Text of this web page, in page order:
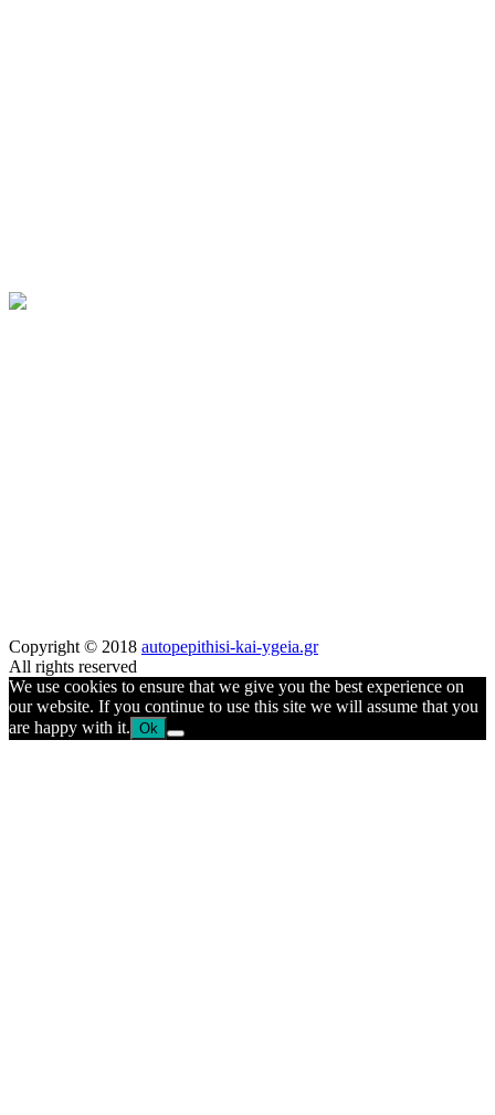
Copyright © 2018 autopepithisi-kai-ygeia.gr
All rights reserved
We use cookies to ensure that we give you the best experience on
our website. If you continue to use this site we will assume that you
are happy with it. Ok